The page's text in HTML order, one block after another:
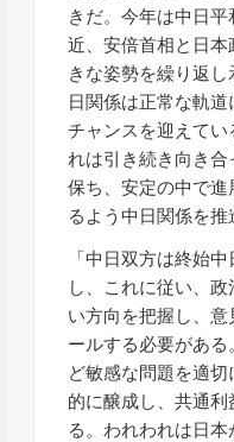
きだ。今年は中日
近、安倍首相と日
きな姿勢を繰り返
日関係は正常な軌
チャンスを迎えて
れは引き続き向き
保ち、安定の中で
るよう中日関係を推
「中日双方は終始
し、これに従い、
い方向を把握し、
ールする必要があ
ど敏感な問題を適
的に醸成し、共通
る。われわれは日